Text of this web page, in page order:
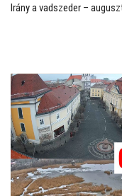
Irány a vadszeder –